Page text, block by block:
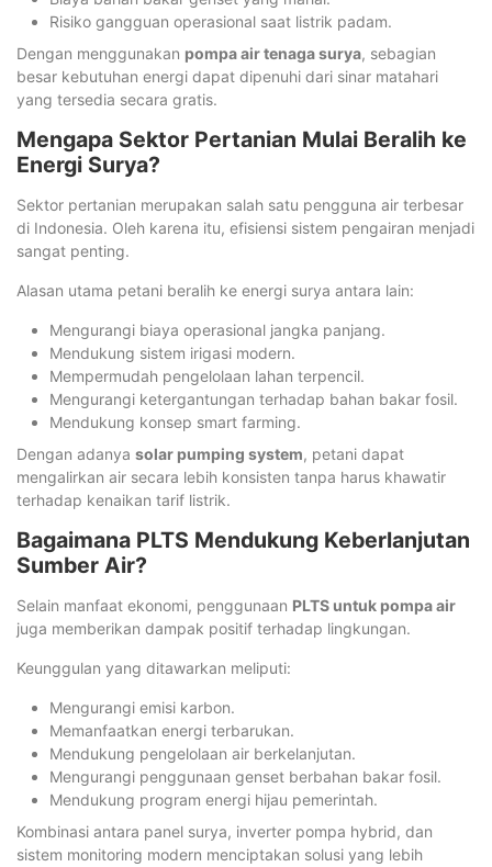
Risiko gangguan operasional saat listrik padam.
Dengan menggunakan pompa air tenaga surya, sebagian
besar kebutuhan energi dapat dipenuhi dari sinar matahari
yang tersedia secara gratis.
Mengapa Sektor Pertanian Mulai Beralih ke
Energi Surya?
Sektor pertanian merupakan salah satu pengguna air terbesar
di Indonesia. Oleh karena itu, efisiensi sistem pengairan menjadi
sangat penting.
Alasan utama petani beralih ke energi surya antara lain:
Mengurangi biaya operasional jangka panjang.
Mendukung sistem irigasi modern.
Mempermudah pengelolaan lahan terpencil.
Mengurangi ketergantungan terhadap bahan bakar fosil.
Mendukung konsep smart farming.
Dengan adanya solar pumping system, petani dapat
mengalirkan air secara lebih konsisten tanpa harus khawatir
terhadap kenaikan tarif listrik.
Bagaimana PLTS Mendukung Keberlanjutan
Sumber Air?
Selain manfaat ekonomi, penggunaan PLTS untuk pompa air
juga memberikan dampak positif terhadap lingkungan.
Keunggulan yang ditawarkan meliputi:
Mengurangi emisi karbon.
Memanfaatkan energi terbarukan.
Mendukung pengelolaan air berkelanjutan.
Mengurangi penggunaan genset berbahan bakar fosil.
Mendukung program energi hijau pemerintah.
Kombinasi antara panel surya, inverter pompa hybrid, dan
sistem monitoring modern menciptakan solusi yang lebih